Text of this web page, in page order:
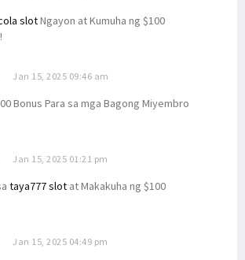
slotNgayon at Kumuha ng $100
Jan 15, 2025 09:46 am
Bonus Para sa mga Bagong Miyembro
Jan 15, 2025 01:21 pm
taya777 slot at Makakuha ng $100
Jan 15, 2025 04:49 pm